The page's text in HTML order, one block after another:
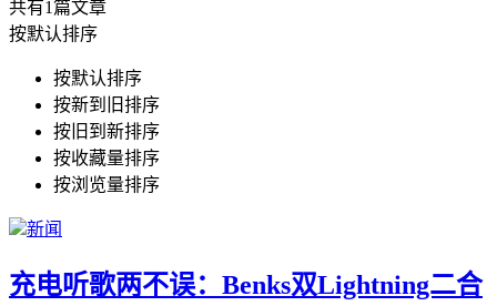
共有1篇文章
按默认排序
按默认排序
按新到旧排序
按旧到新排序
按收藏量排序
按浏览量排序
新闻
充电听歌两不误：Benks双Lightning二合